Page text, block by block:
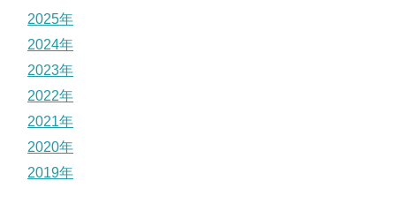
2025年
2024年
2023年
2022年
2021年
2020年
2019年